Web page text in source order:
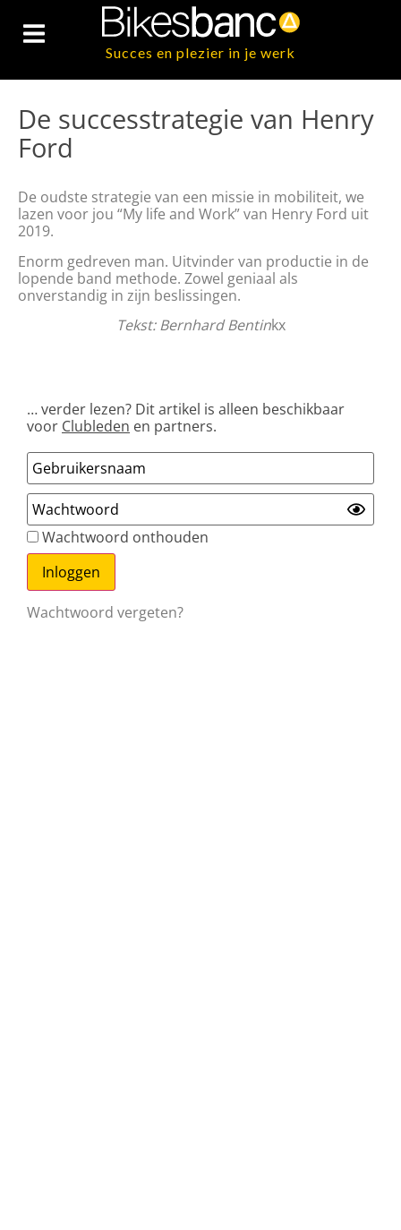
Succes en plezier in je werk
De successtrategie van Henry
Ford
De oudste strategie van een missie in mobiliteit, we
lazen voor jou “My life and Work” van Henry Ford uit
2019.
Enorm gedreven man. Uitvinder van productie in de
lopende band methode. Zowel geniaal als
onverstandig in zijn beslissingen.
Tekst: Bernhard Bentinkx
… verder lezen? Dit artikel is alleen beschikbaar
voor Clubleden en partners.
Wachtwoord onthouden
Wachtwoord vergeten?